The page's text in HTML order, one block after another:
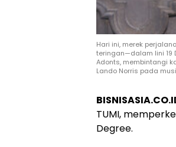
Hari ini, merek
teringan—dalam lini 19
Adonts, membintangi
Lando Norris pada
TUMI,
Degree.